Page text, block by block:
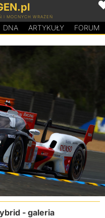
I MOCNYCH WRAŻEŃ
DNA ARTYKUŁY FORUM
- galeria